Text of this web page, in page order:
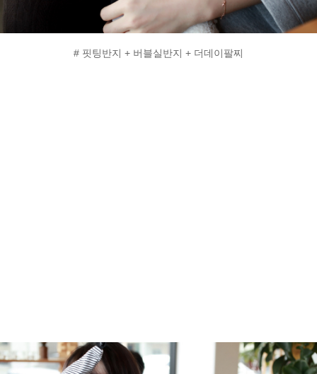
# 핏팅반지 + 버블실반지 + 더데이팔찌